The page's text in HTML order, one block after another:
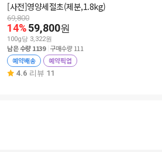
[사전]영양세절초(제분,1.8kg)
69,800
14%59,800원
100g당 3,322원
남은 수량 1139 구매수량 111
예약배송
예약픽업
4.6 리뷰 11